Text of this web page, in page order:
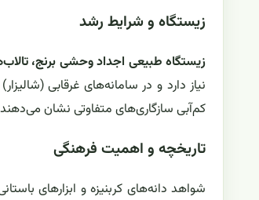
زیستگاه و شرایط رشد
زیستگاه طبیعی اجداد وحشی برنج،
نیاز دارد و در سامانه‌های غرقابی
کم‌آبی سازگاری‌های متفاوتی نشان
تاریخچه و اهمیت فرهنگی
شواهد دانه‌های کربنیزه و ابزارهای باستانی نشان می‌دهد که